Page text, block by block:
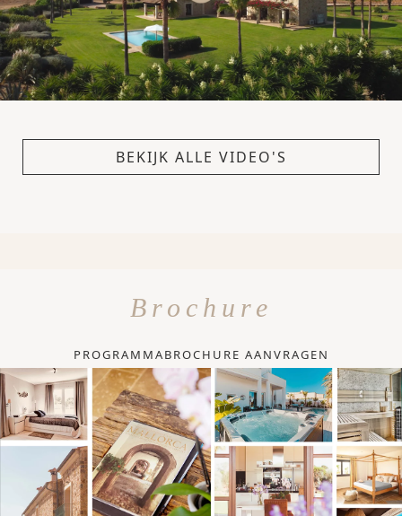
BEKIJK ALLE VIDEO'S
Brochure
PROGRAMMABROCHURE AANVRAGEN